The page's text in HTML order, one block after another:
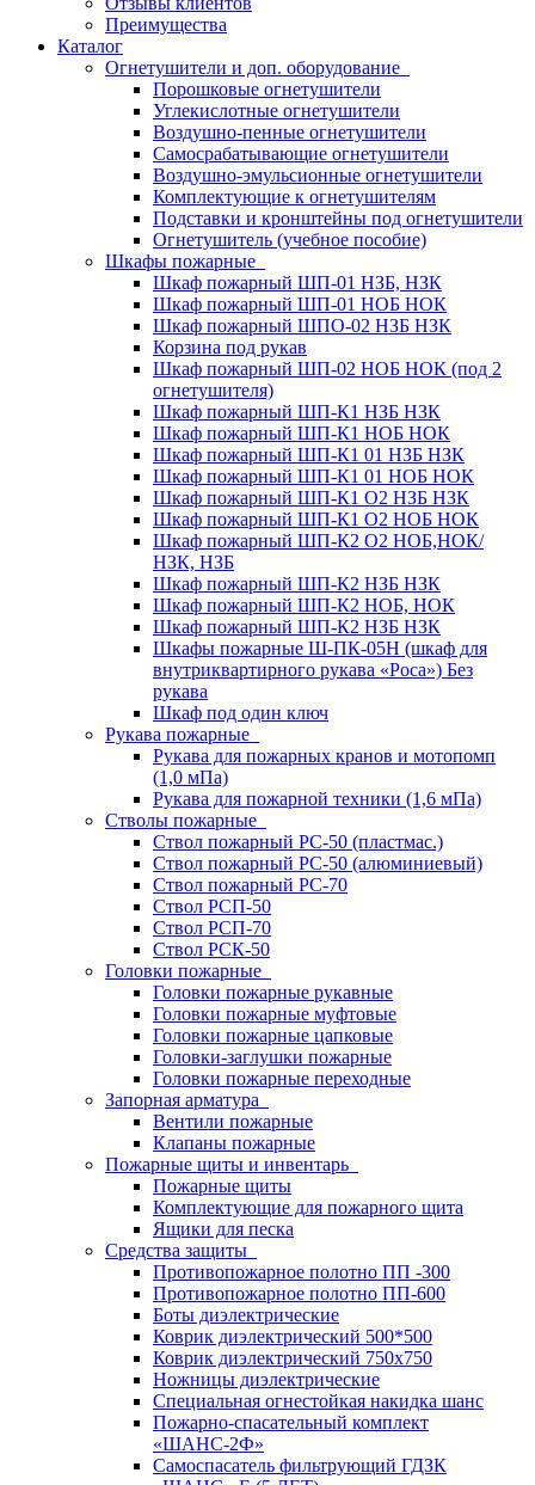
Преимущества
Каталог
Огнетушители и доп. оборудование
Порошковые огнетушители
Углекислотные огнетушители
Воздушно-пенные огнетушители
Самосрабатывающие огнетушители
Воздушно-эмульсионные огнетушители
Комплектующие к огнетушителям
Подставки и кронштейны под огнетушители
Огнетушитель (учебное пособие)
Шкафы пожарные
Шкаф пожарный ШП-01 НЗБ, НЗК
Шкаф пожарный ШП-01 НОБ НОК
Шкаф пожарный ШПО-02 НЗБ НЗК
Корзина под рукав
Шкаф пожарный ШП-02 НОБ НОК (под 2
огнетушителя)
Шкаф пожарный ШП-К1 НЗБ НЗК
Шкаф пожарный ШП-К1 НОБ НОК
Шкаф пожарный ШП-К1 01 НЗБ НЗК
Шкаф пожарный ШП-К1 01 НОБ НОК
Шкаф пожарный ШП-К1 О2 НЗБ НЗК
Шкаф пожарный ШП-К1 О2 НОБ НОК
Шкаф пожарный ШП-К2 О2 НОБ,НОК/
НЗК, НЗБ
Шкаф пожарный ШП-К2 НЗБ НЗК
Шкаф пожарный ШП-К2 НОБ, НОК
Шкаф пожарный ШП-К2 НЗБ НЗК
Шкафы пожарные Ш-ПК-05Н (шкаф для
внутриквартирного рукава «Роса») Без
рукава
Шкаф под один ключ
Рукава пожарные
Рукава для пожарных кранов и мотопомп
(1,0 мПа)
Рукава для пожарной техники (1,6 мПа)
Стволы пожарные
Ствол пожарный РС-50 (пластмас.)
Ствол пожарный РС-50 (алюминиевый)
Ствол пожарный РС-70
Ствол РСП-50
Ствол РСП-70
Ствол РСК-50
Головки пожарные
Головки пожарные рукавные
Головки пожарные муфтовые
Головки пожарные цапковые
Головки-заглушки пожарные
Головки пожарные переходные
Запорная арматура
Вентили пожарные
Клапаны пожарные
Пожарные щиты и инвентарь
Пожарные щиты
Комплектующие для пожарного щита
Ящики для песка
Средства защиты
Противопожарное полотно ПП -300
Противопожарное полотно ПП-600
Боты диэлектрические
Коврик диэлектрический 500*500
Коврик диэлектрический 750х750
Ножницы диэлектрические
Специальная огнестойкая накидка шанс
Пожарно-спасательный комплект
«ШАНС-2Ф»
Самоспасатель фильтрующий ГДЗК